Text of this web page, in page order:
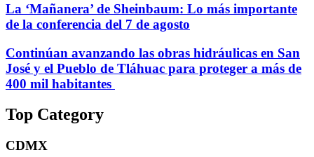
La ‘Mañanera’ de Sheinbaum: Lo más importante
de la conferencia del 7 de agosto
Continúan avanzando las obras hidráulicas en San
José y el Pueblo de Tláhuac para proteger a más de
400 mil habitantes
Top Category
CDMX